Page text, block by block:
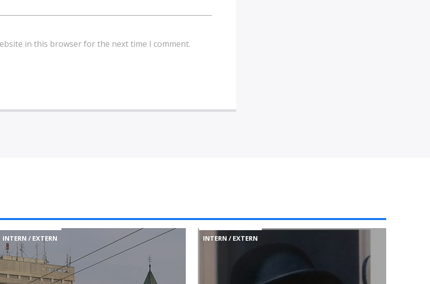
in this browser for the next time I comment.
INTERN / EXTERN INTERN / EXTERN